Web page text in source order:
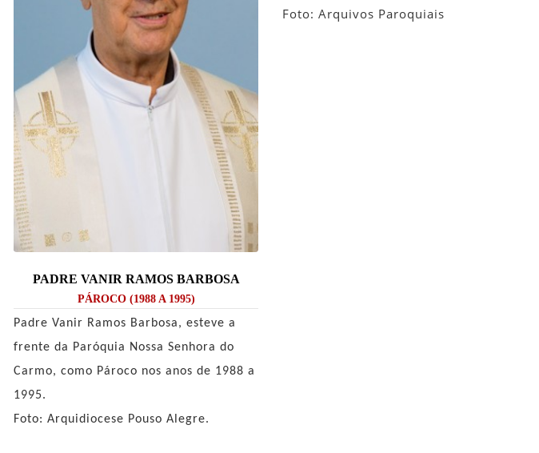
PADRE VANIR RAMOS BARBOSA
PÁROCO (1988 A 1995)
Padre Vanir Ramos Barbosa, esteve a
frente da Paróquia Nossa Senhora do
Carmo, como Pároco nos anos de 1988 a
1995.
Foto: Arquidiocese Pouso Alegre.
Foto: Arquivos Paroquiais